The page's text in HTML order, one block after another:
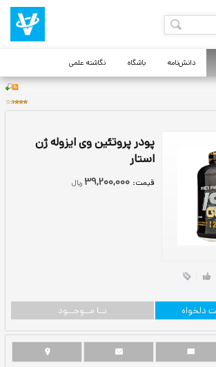
دانش‌نامه باشگاه نگاشته علمی
پودر پروتئین وی ایزوله ژن
استار